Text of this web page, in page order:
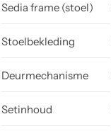
Sedia frame (stoel)
Stoelbekleding
Deurmechanisme
Setinhoud